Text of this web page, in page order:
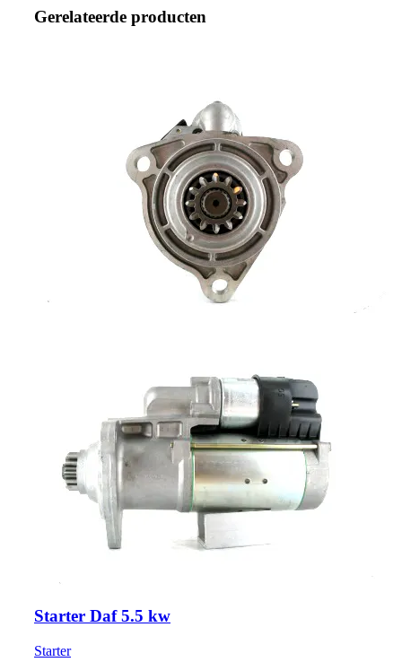
Gerelateerde producten
Starter Daf 5.5 kw
Starter